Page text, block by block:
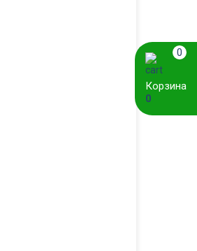
Корзина
0
0